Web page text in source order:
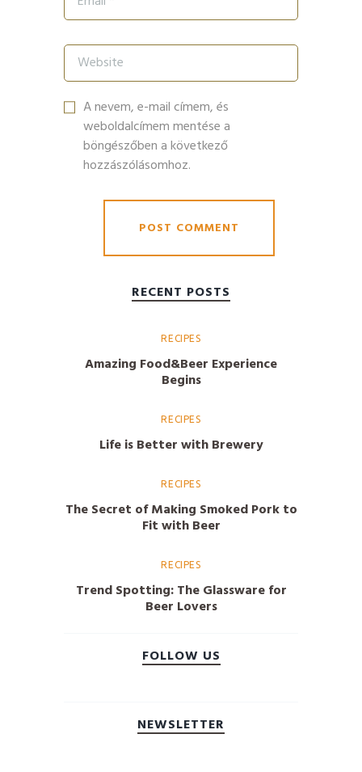
A nevem, e-mail címem, és
weboldalcímem mentése a
böngészőben a következő
hozzászólásomhoz.
RECENT POSTS
RECIPES
Amazing Food&Beer Experience
Begins
RECIPES
Life is Better with Brewery
RECIPES
The Secret of Making Smoked Pork to
Fit with Beer
RECIPES
Trend Spotting: The Glassware for
Beer Lovers
FOLLOW US
NEWSLETTER